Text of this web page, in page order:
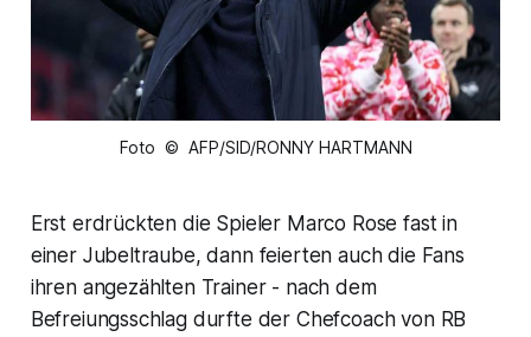
Foto © AFP/SID/RONNY HARTMANN
Erst erdrückten die Spieler Marco Rose fast in
einer Jubeltraube, dann feierten auch die Fans
ihren angezählten Trainer - nach dem
Befreiungsschlag durfte der Chefcoach von RB